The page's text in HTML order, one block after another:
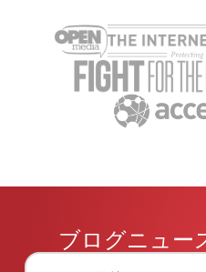
トおすすめ9選
ExpressVPN 2 分
ブログニュー